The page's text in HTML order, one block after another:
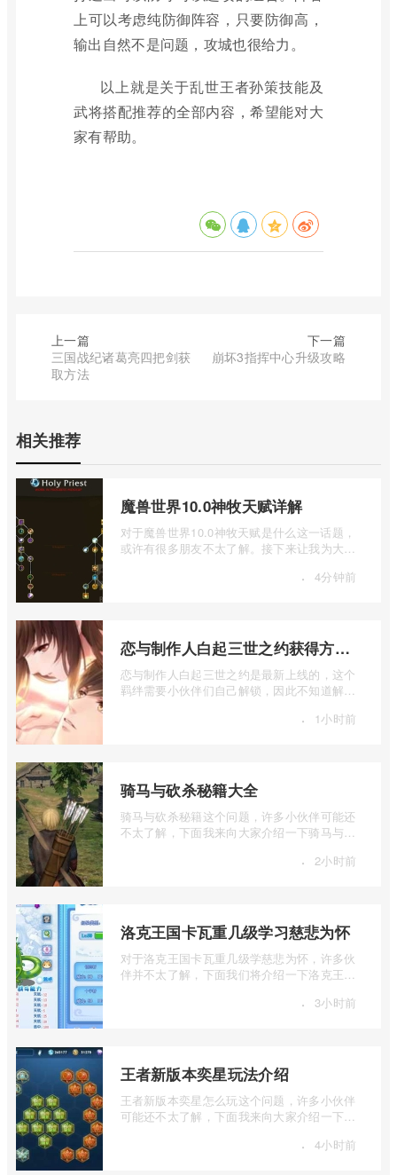
上可以考虑纯防御阵容，只要防御高，
输出自然不是问题，攻城也很给力。
以上就是关于乱世王者孙策技能及
武将搭配推荐的全部内容，希望能对大
家有帮助。
上一篇
三国战纪诸葛亮四把剑获
取方法
下一篇
崩坏3指挥中心升级攻略
相关推荐
魔兽世界10.0神牧天赋详解
对于魔兽世界10.0神牧天赋是什么这一话题，
或许有很多朋友不太了解。接下来让我为大家
· 4分钟前
恋与制作人白起三世之约获得方法介绍
恋与制作人白起三世之约是最新上线的，这个
羁绊需要小伙伴们自己解锁，因此不知道解锁
· 1小时前
骑马与砍杀秘籍大全
骑马与砍杀秘籍这个问题，许多小伙伴可能还
不太了解，下面我来向大家介绍一下骑马与砍
· 2小时前
洛克王国卡瓦重几级学习慈悲为怀
对于洛克王国卡瓦重几级学慈悲为怀，许多伙
伴并不太了解，下面我们将介绍一下洛克王国
· 3小时前
王者新版本奕星玩法介绍
王者新版本奕星怎么玩这个问题，许多小伙伴
可能还不太了解，下面我来向大家介绍一下王
· 4小时前